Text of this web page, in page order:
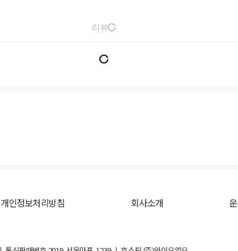
리뷰
개인정보처리방침 회사소개